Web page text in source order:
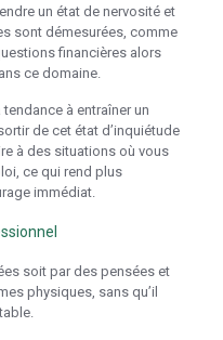
un état de nervosité et
sont démesurées, comme
financières alors
ce domaine.
à entraîner un
de cet état d’inquiétude
à des situations où vous
ce qui rend plus
immédiat.
soit par des pensées et
physiques, sans qu’il